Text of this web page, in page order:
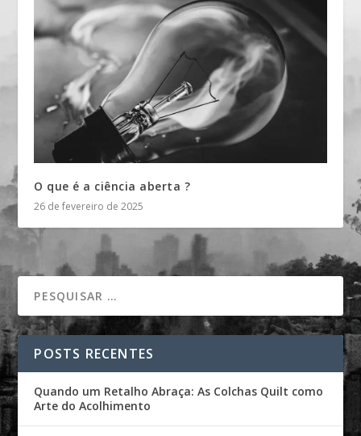
O que é a ciência aberta ?
26 de fevereiro de 2025
POSTS RECENTES
Quando um Retalho Abraça: As Colchas Quilt como
Arte do Acolhimento